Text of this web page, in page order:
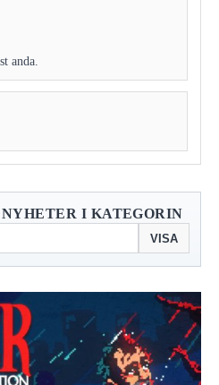
anda.
I KATEGORIN
VISA